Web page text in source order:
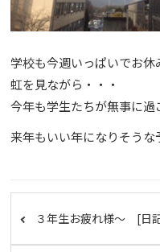
学校も今週いっぱいでお休
虹を見ながら・・・
今年も学生たちが無事に過
来年もいい年になりそうな
３年生お疲れ様～ [日